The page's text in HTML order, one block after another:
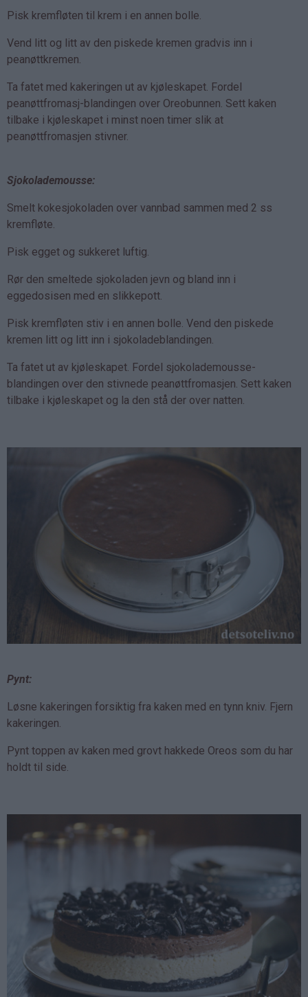
Pisk kremfløten til krem i en annen bolle.
Vend litt og litt av den piskede kremen gradvis inn i
peanøttkremen.
Ta fatet med kakeringen ut av kjøleskapet. Fordel
peanøttfromasj-blandingen over Oreobunnen. Sett kaken
tilbake i kjøleskapet i minst noen timer slik at
peanøttfromasjen stivner.
Sjokolademousse:
Smelt kokesjokoladen over vannbad sammen med 2 ss
kremfløte.
Pisk egget og sukkeret luftig.
Rør den smeltede sjokoladen jevn og bland inn i
eggedosisen med en slikkepott.
Pisk kremfløten stiv i en annen bolle. Vend den piskede
kremen litt og litt inn i sjokoladeblandingen.
Ta fatet ut av kjøleskapet. Fordel sjokolademousse-
blandingen over den stivnede peanøttfromasjen. Sett kaken
tilbake i kjøleskapet og la den stå der over natten.
Pynt:
Løsne kakeringen forsiktig fra kaken med en tynn kniv. Fjern
kakeringen.
Pynt toppen av kaken med grovt hakkede Oreos som du har
holdt til side.